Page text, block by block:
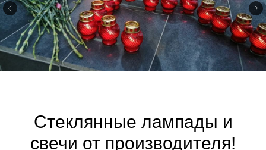
Стеклянные лампады и
свечи от производителя!